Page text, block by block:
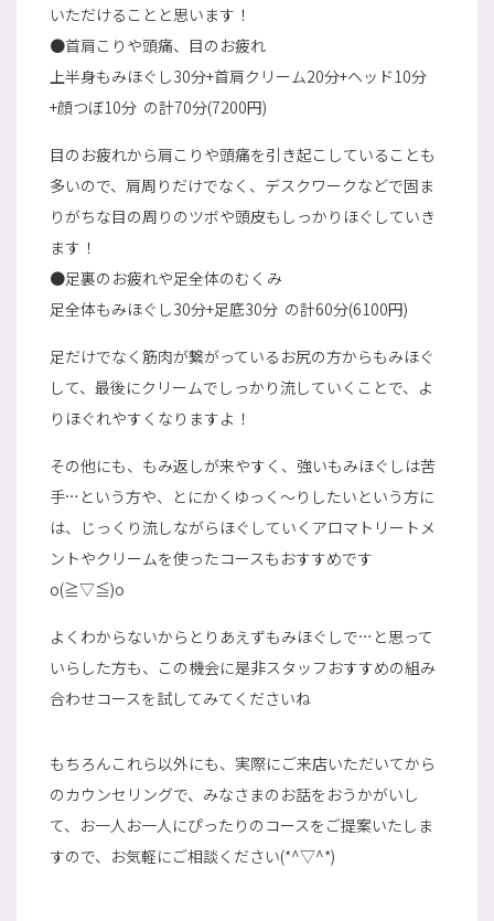
いただけることと思います！
●首肩こりや頭痛、目のお疲れ
上半身もみほぐし30分+首肩クリーム20分+ヘッド10分
+顔つぼ10分 の計70分(7200円)
目のお疲れから肩こりや頭痛を引き起こしていることも
多いので、肩周りだけでなく、デスクワークなどで固ま
りがちな目の周りのツボや頭皮もしっかりほぐしていき
ます！
●足裏のお疲れや足全体のむくみ
足全体もみほぐし30分+足底30分 の計60分(6100円)
足だけでなく筋肉が繋がっているお尻の方からもみほぐ
して、最後にクリームでしっかり流していくことで、よ
りほぐれやすくなりますよ！
その他にも、もみ返しが来やすく、強いもみほぐしは苦
手…という方や、とにかくゆっく～りしたいという方に
は、じっくり流しながらほぐしていくアロマトリートメ
ントやクリームを使ったコースもおすすめです
o(≧▽≦)o
よくわからないからとりあえずもみほぐしで…と思って
いらした方も、この機会に是非スタッフおすすめの組み
合わせコースを試してみてくださいね
もちろんこれら以外にも、実際にご来店いただいてから
のカウンセリングで、みなさまのお話をおうかがいし
て、お一人お一人にぴったりのコースをご提案いたしま
すので、お気軽にご相談ください(*^▽^*)